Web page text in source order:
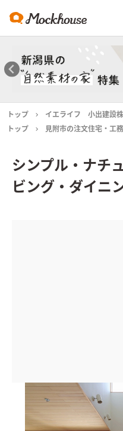
トップ イエライフ 小出建設
トップ
見附市の注文住宅・工
シンプル・ナチ
ビング・ダイニ